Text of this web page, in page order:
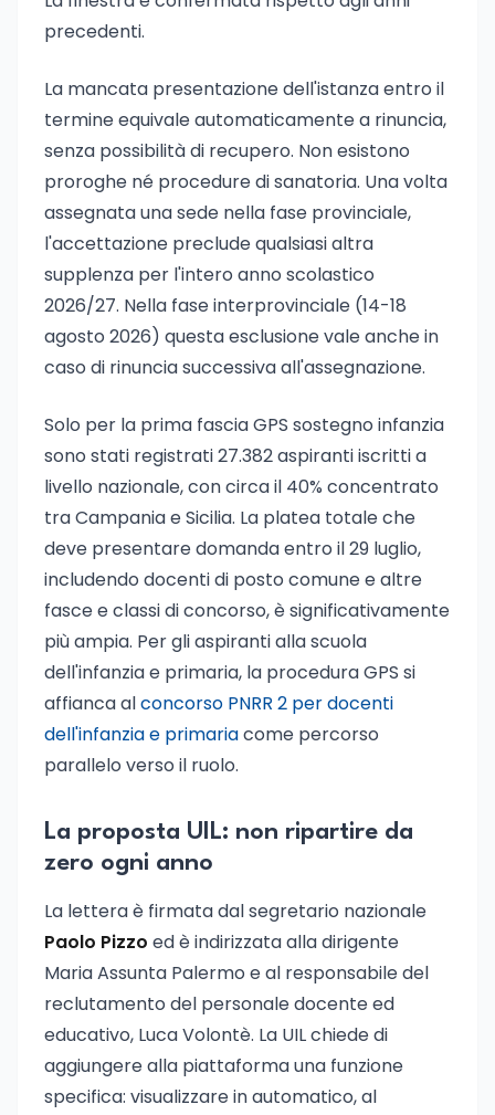
precedenti.
La mancata presentazione dell'istanza entro il
termine equivale automaticamente a rinuncia,
senza possibilità di recupero. Non esistono
proroghe né procedure di sanatoria. Una volta
assegnata una sede nella fase provinciale,
l'accettazione preclude qualsiasi altra
supplenza per l'intero anno scolastico
2026/27. Nella fase interprovinciale (14-18
agosto 2026) questa esclusione vale anche in
caso di rinuncia successiva all'assegnazione.
Solo per la prima fascia GPS sostegno infanzia
sono stati registrati 27.382 aspiranti iscritti a
livello nazionale, con circa il 40% concentrato
tra Campania e Sicilia. La platea totale che
deve presentare domanda entro il 29 luglio,
includendo docenti di posto comune e altre
fasce e classi di concorso, è significativamente
più ampia. Per gli aspiranti alla scuola
dell'infanzia e primaria, la procedura GPS si
affianca alconcorso PNRR 2 per docenti
dell'infanzia e primariacome percorso
parallelo verso il ruolo.
La proposta UIL: non ripartire da
zero ogni anno
La lettera è firmata dal segretario nazionale
Paolo Pizzo ed è indirizzata alla dirigente
Maria Assunta Palermo e al responsabile del
reclutamento del personale docente ed
educativo, Luca Volontè. La UIL chiede di
aggiungere alla piattaforma una funzione
specifica: visualizzare in automatico, al